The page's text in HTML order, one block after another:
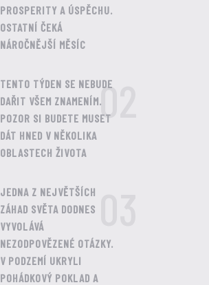
PROSPERITY A ÚSPĚCHU.
OSTATNÍ ČEKÁ
NÁROČNĚJŠÍ MĚSÍC
TENTO TÝDEN SE NEBUDE
DAŘIT VŠEM ZNAMENÍM.
POZOR SI BUDETE MUSET
DÁT HNED V NĚKOLIKA
OBLASTECH ŽIVOTA
02
JEDNA Z NEJVĚTŠÍCH
ZÁHAD SVĚTA DODNES
VYVOLÁVÁ
NEZODPOVĚZENÉ OTÁZKY.
V PODZEMÍ UKRYLI
POHÁDKOVÝ POKLAD A